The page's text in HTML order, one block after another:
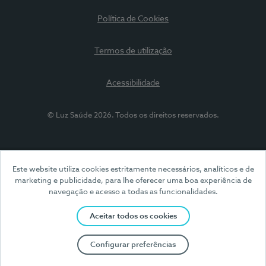
Este website utiliza cookies estritamente necessários, analíticos e de
marketing e publicidade, para lhe oferecer uma boa experiência de
navegação e acesso a todas as funcionalidades.
Aceitar todos os cookies
Configurar preferências
Política de Cookies
Termos de utilização
Acessibilidade
© Luz Saúde 2026. Todos os direitos reservados.